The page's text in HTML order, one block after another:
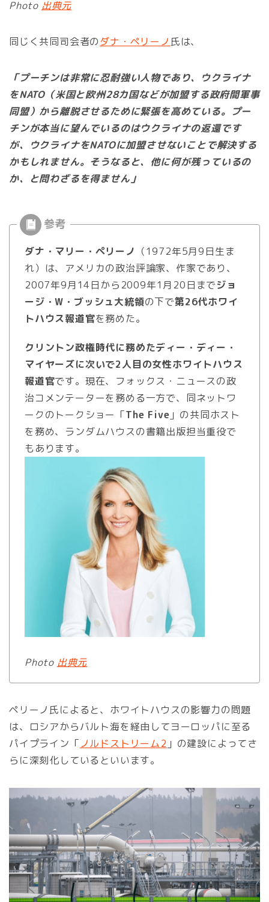
Photo 出典元
同じく共同司会者の ダナ・ペリーノ 氏は、
「プーチンは非常に忍耐強い人物であり、ウクライナ
をNATO（米国と欧州28カ国などが加盟する政府間軍事
同盟）から離脱させるために緊張を高めている。プー
チンが本当に望んでいるのはウクライナの返還です
が、ウクライナをNATOに加盟させないことで解決する
かもしれません。そうなると、他に何が残っているの
か、と問わざるを得ません」
ダナ・マリー・ペリーノ （1972年5月9日生ま
れ）は、アメリカの政治評論家、作家であり、
2007年9月14日から2009年1月20日までジョ
ージ・W・ブッシュ大統領の下で第26代ホワイ
トハウス報道官を務めた。
クリントン政権時代に務めたディー・ディー・
マイヤーズに次いで2人目の女性ホワイトハウス
報道官です。現在、フォックス・ニュースの政
治コメンテーターを務める一方で、同ネットワ
ークのトークショー「The Five 」の共同ホスト
を務め、ランダムハウスの書籍出版担当重役で
もあります。
Photo 出典元
ペリーノ氏によると、ホワイトハウスの影響力の問題
は、ロシアからバルト海を経由してヨーロッパに至る
パイプライン「ノルドストリーム2 」の建設によってさ
らに深刻化しているといいます。